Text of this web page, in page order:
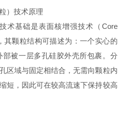
）技术原理
术基础是表面核增强技术（Core
其颗粒结构可描述为：一个实心的
部被一层多孔硅胶外壳所包裹。分
区域与固定相结合，无需向颗粒内
短，因此可在较高流速下保持较高